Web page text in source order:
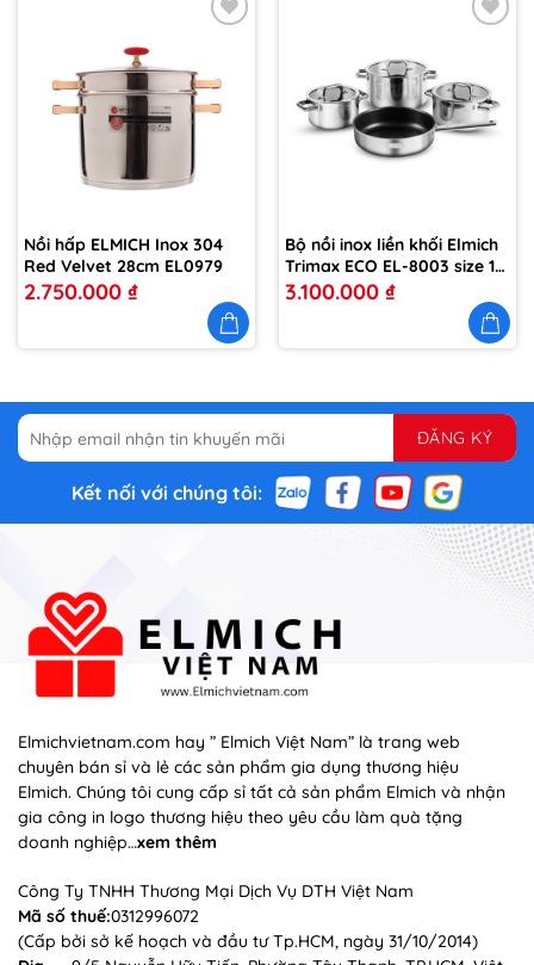
vào
yêu
thích
Nồi hấp ELMICH Inox 304
Red Velvet 28cm EL0979
2.750.000 ₫
yêu
thích
Bộ nồi inox liền khối Elmich
Trimax ECO EL-8003 size 16,
18, 22, chảo 26cm
3.100.000 ₫
Kết nối với chúng tôi:
Elmichvietnam.com hay ” Elmich Việt Nam” là trang web
chuyên bán sỉ và lẻ các sản phẩm gia dụng thương hiệu
Elmich. Chúng tôi cung cấp sỉ tất cả sản phẩm Elmich và nhận
gia công in logo thương hiệu theo yêu cầu làm quà tặng
doanh nghiệp…xem thêm
Công Ty TNHH Thương Mại Dịch Vụ DTH Việt Nam
Mã số thuế:0312996072
(Cấp bởi sở kế hoạch và đầu tư Tp.HCM, ngày 31/10/2014)